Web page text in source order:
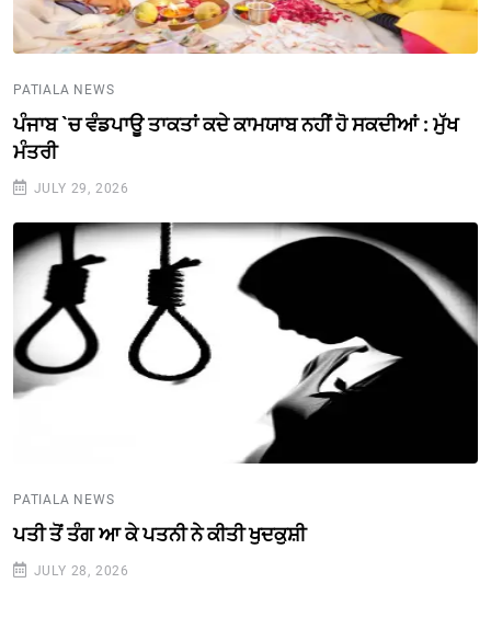
PATIALA NEWS
ਪੰਜਾਬ `ਚ ਵੰਡਪਾਊ ਤਾਕਤਾਂ ਕਦੇ ਕਾਮਯਾਬ ਨਹੀਂ ਹੋ ਸਕਦੀਆਂ : ਮੁੱਖ
ਮੰਤਰੀ
JULY 29, 2026
PATIALA NEWS
ਪਤੀ ਤੋਂ ਤੰਗ ਆ ਕੇ ਪਤਨੀ ਨੇ ਕੀਤੀ ਖੁਦਕੁਸ਼ੀ
JULY 28, 2026